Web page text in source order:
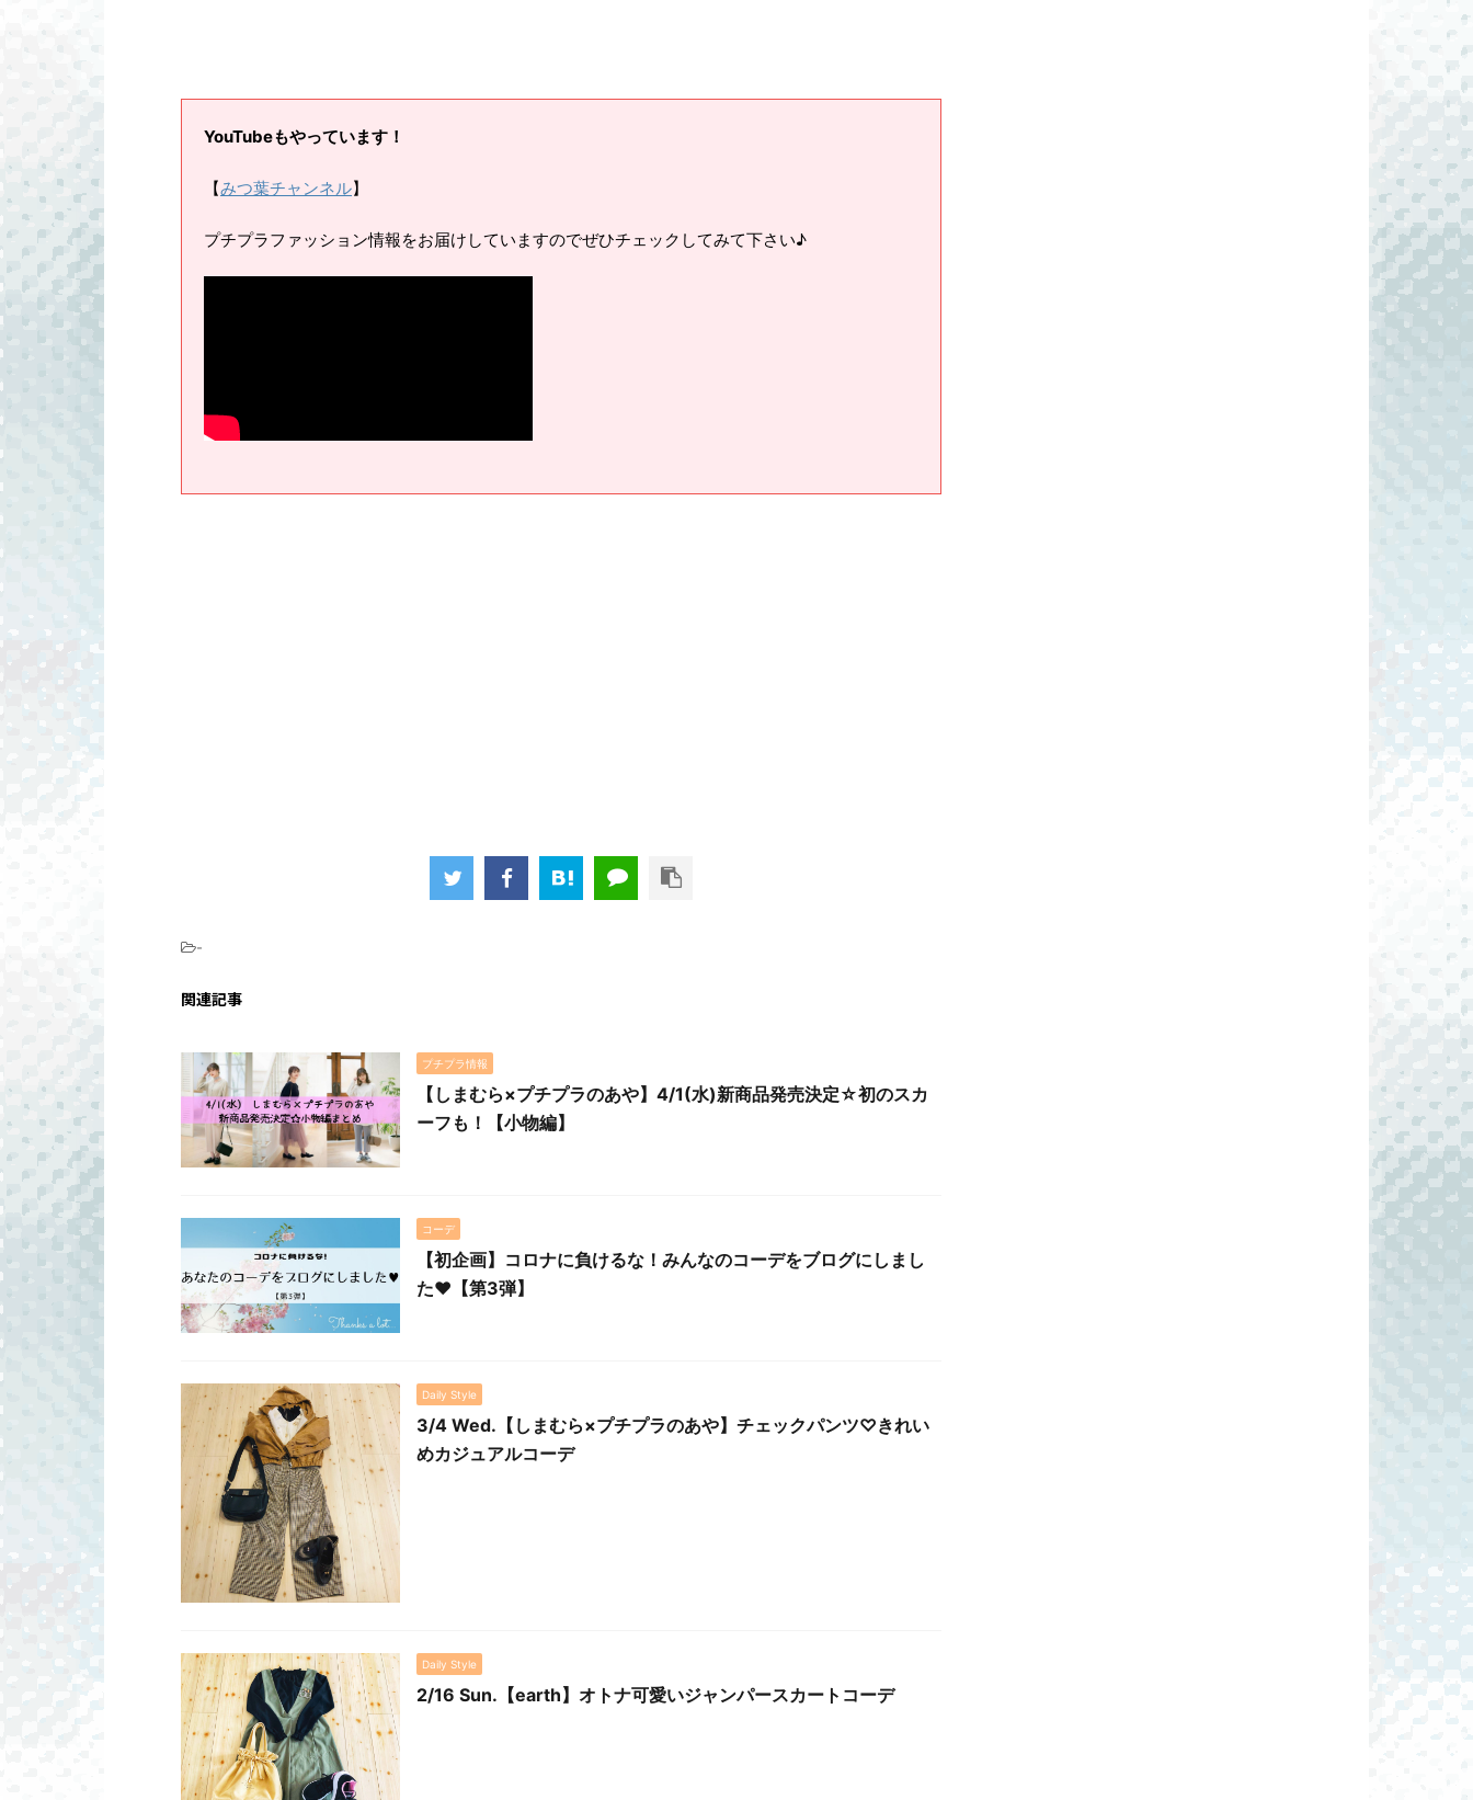
YouTubeもやっています！
【みつ葉チャンネル】
プチプラファッション情報をお届けしていますのでぜひチェックしてみて下さい♪
-
関連記事
プチプラ情報
【しまむら×プチプラのあや】4/1(水)新商品発売決定☆初のスカ
ーフも！【小物編】
コーデ
【初企画】コロナに負けるな！みんなのコーデをブログにしまし
た♥【第3弾】
Daily Style
3/4 Wed.【しまむら×プチプラのあや】チェックパンツ♡きれい
めカジュアルコーデ
Daily Style
2/16 Sun.【earth】オトナ可愛いジャンパースカートコーデ